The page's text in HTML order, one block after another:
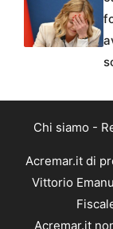
Chi siamo -
Acremar.it di
Vittorio
Acremar.it